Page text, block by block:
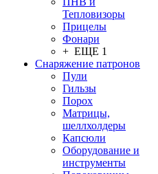
Тепловизоры
Прицелы
Фонари
+ ЕЩЕ 1
Снаряжение патронов
Пули
Гильзы
Порох
Матрицы,
шеллхолдеры
Капсюли
Оборудование и
инструменты